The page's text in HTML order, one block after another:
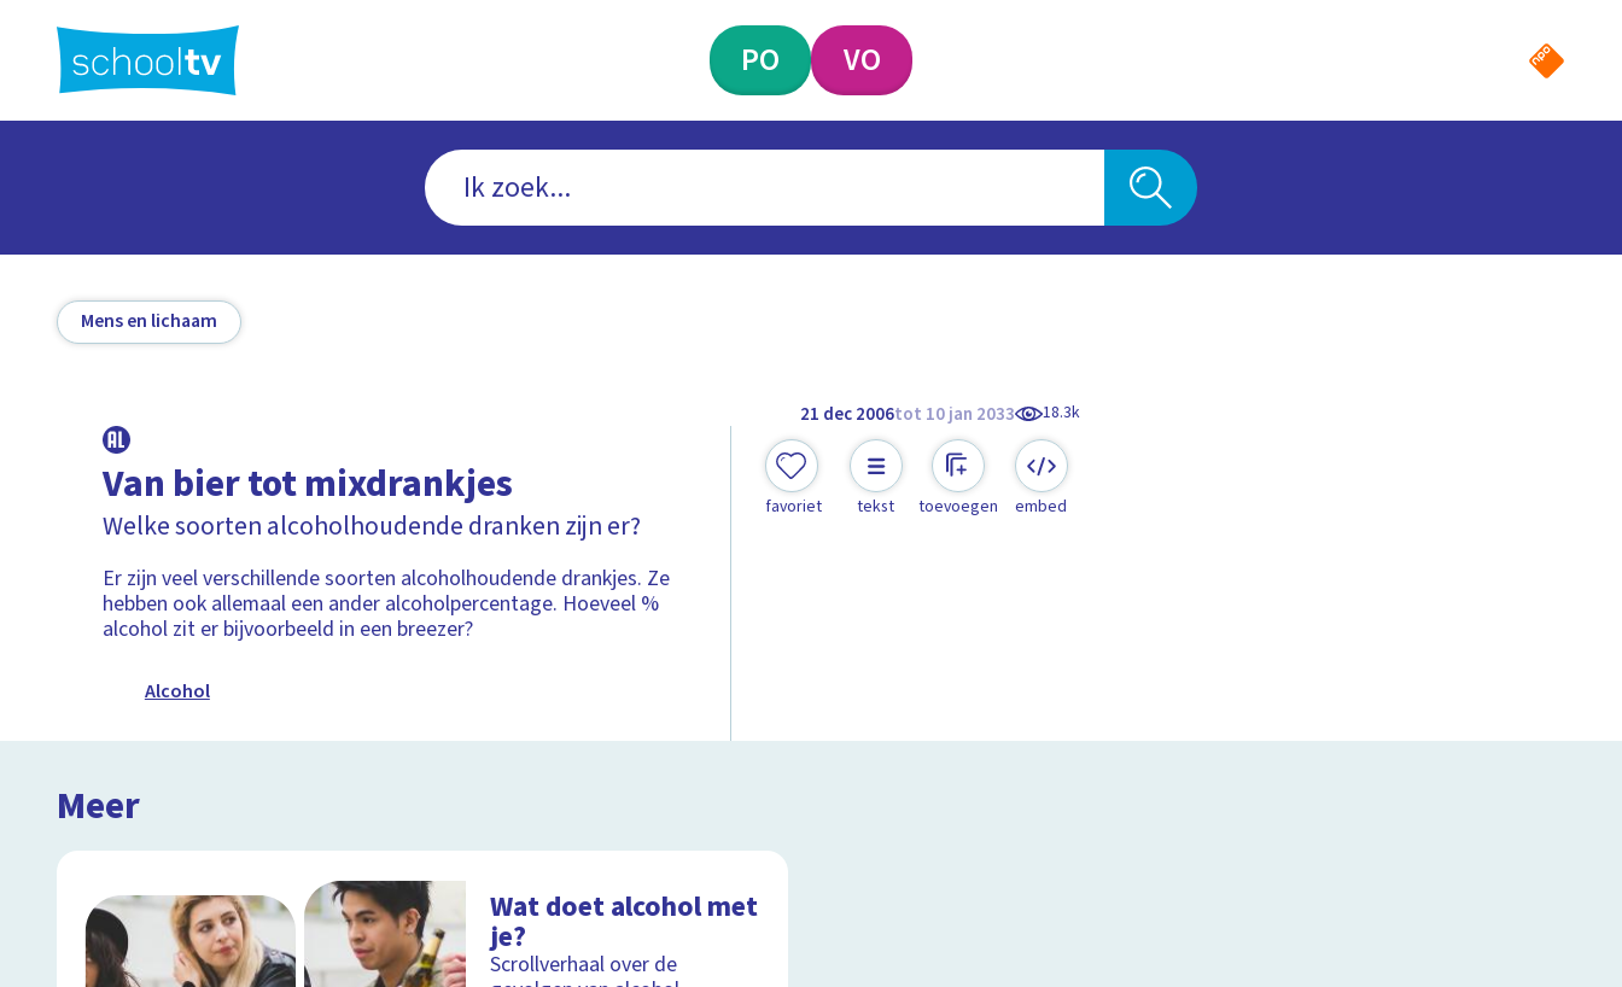
hoofdinhoud
PO VO
Mens en lichaam
21 dec 2006tot 10 jan 2033 18.3k
Van bier tot mixdrankjes
Welke soorten alcoholhoudende dranken zijn er?
Er zijn veel verschillende soorten alcoholhoudende drankjes. Ze
hebben ook allemaal een ander alcoholpercentage. Hoeveel %
alcohol zit er bijvoorbeeld in een breezer?
Alcohol
favoriet tekst toevoegen embed
Meer
Wat doet alcohol met
je?
Scrollverhaal over de